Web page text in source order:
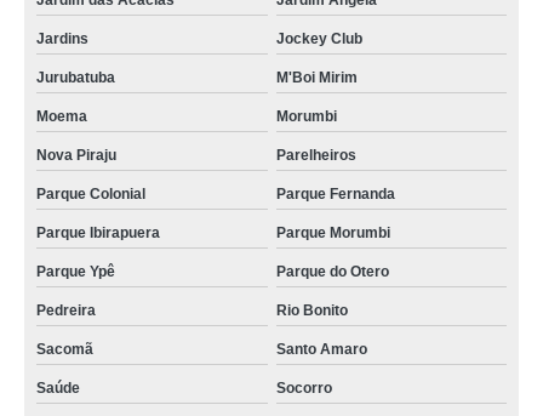
Jardins Jockey Club
Jurubatuba M'Boi Mirim
Moema Morumbi
Nova Piraju Parelheiros
Parque Colonial Parque Fernanda
Parque Ibirapuera Parque Morumbi
Parque Ypê Parque do Otero
Pedreira Rio Bonito
Sacomã Santo Amaro
Saúde Socorro